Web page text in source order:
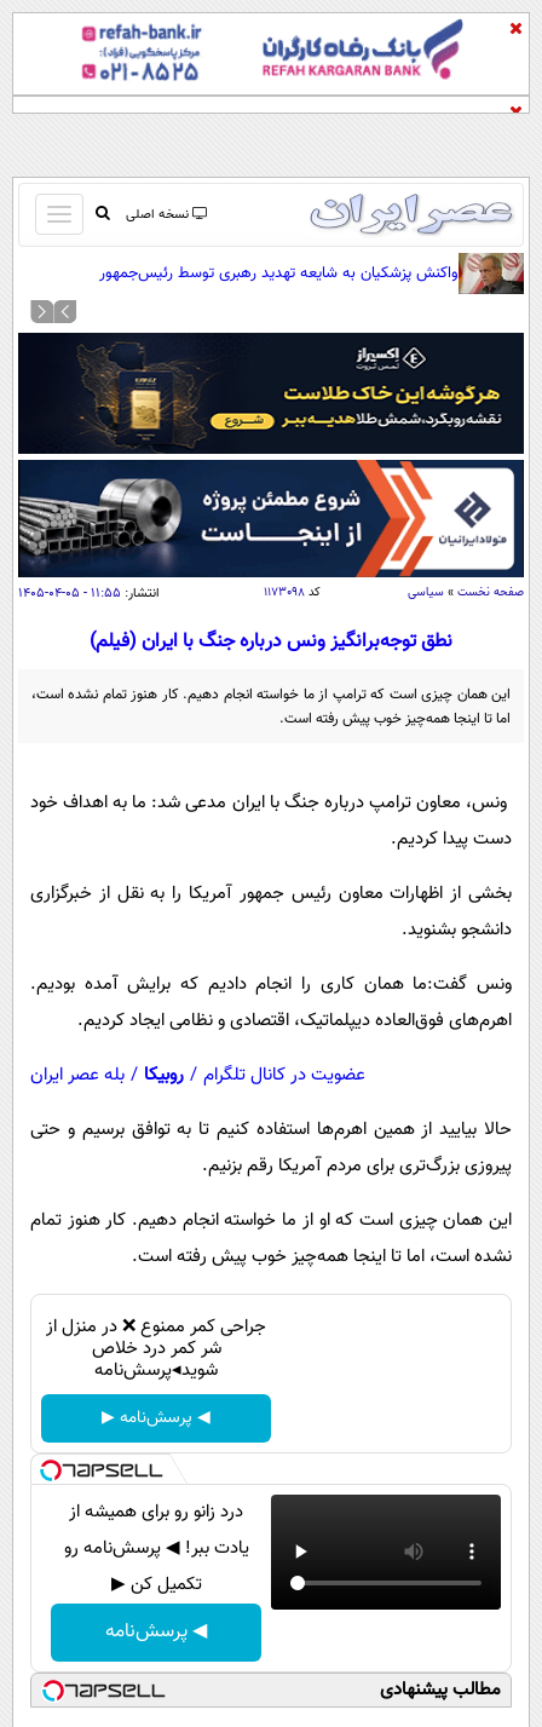
نسخه اصلی
باز
و
کردن
صفحه اول
آرشیو
نظرسنجی
آب و هوا
اوقات شرعی
سواد زندگی
اقتصاد
اقتصادی
جامعه
حوادث
یک برش دانایی
سفر و تفریح
بین الملل
علم و دانش
مجله تصویری سلاح
فناوری
حوادث
اجتماعی
حیات وحش
سیاست خارجی
روانشناسی
آشپزی
دانلود
واکنش پزشکیان به شایعه تهدید رهبری توسط رئیس‌جمهور
صفحه نخست » سیاسی کد ۱۱۷۳۰۹۸ انتشار: ۱۱:۵۵ - ۰۵-۰۴-۱۴۰۵
نطق توجه‌برانگیز ونس درباره جنگ با ایران (فیلم)
این همان چیزی است که ترامپ از ما خواسته انجام دهیم. کار هنوز تمام نشده است،
اما تا اینجا همه‌چیز خوب پیش رفته است.
ونس، معاون ترامپ درباره جنگ با ایران مدعی شد: ما به اهداف خود
دست پیدا کردیم.
بخشی از اظهارات معاون رئیس جمهور آمریکا را به نقل از خبرگزاری
دانشجو بشنوید.
ونس گفت:ما همان کاری را انجام دادیم که برایش آمده بودیم.
اهرم‌های فوق‌العاده دیپلماتیک، اقتصادی و نظامی ایجاد کردیم.
عضویت در کانال تلگرام / روبیکا / بله عصر ایران
حالا بیایید از همین اهرم‌ها استفاده کنیم تا به توافق برسیم و حتی
پیروزی بزرگ‌تری برای مردم آمریکا رقم بزنیم.
این همان چیزی است که او از ما خواسته انجام دهیم. کار هنوز تمام
نشده است، اما تا اینجا همه‌چیز خوب پیش رفته است.
جراحی کمر ممنوع ❌ در منزل از
شر کمر درد خلاص
شوید◂پرسش‌نامه
◀ پرسش‌نامه ▶
درد زانو رو برای همیشه از
یادت ببر! ◀ پرسش‌نامه رو
تکمیل کن ▶
◀ پرسش‌نامه
مطالب پیشنهادی